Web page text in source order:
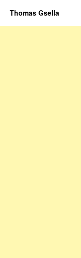
Thomas Gsella